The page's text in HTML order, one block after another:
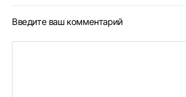
Введите ваш комментарий